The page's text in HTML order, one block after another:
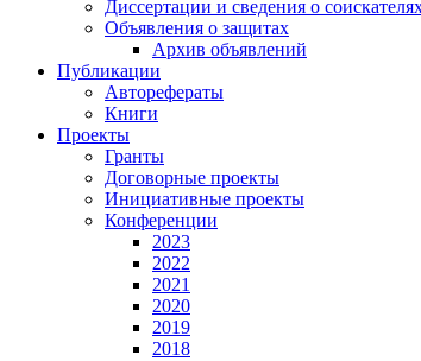
Диссертации и сведения о
Объявления о защитах
Архив объявлений
Публикации
Авторефераты
Книги
Проекты
Гранты
Договорные проекты
Инициативные проекты
Конференции
2023
2022
2021
2020
2019
2018